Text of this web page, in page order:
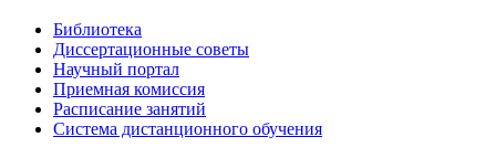
Библиотека
Диссертационные советы
Научный портал
Приемная комиссия
Расписание занятий
Система дистанционного обучения